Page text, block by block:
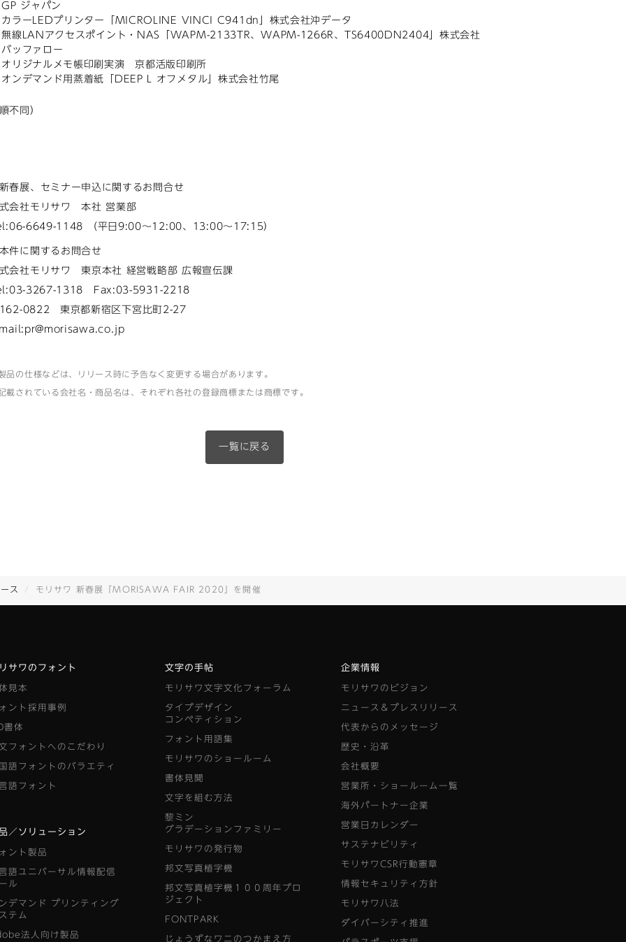
GP ジャパン
カラーLEDプリンター「MICROLINE VINCI C941dn」株式会社沖データ
無線LANアクセスポイント・NAS「WAPM-2133TR、WAPM-1266R、TS6400DN2404」株式会社
バッファロー
オリジナルメモ帳印刷実演 京都活版印刷所
オンデマンド用蒸着紙「DEEP L オフメタル」株式会社竹尾
順不同）
春展、セミナー申込に関するお問合せ
会社モリサワ 本社 営業部
6649-1148 （平日9:00～12:00、13:00～17:15）
件に関するお問合せ
会社モリサワ 東京本社 経営戦略部 広報宣伝課
3267-1318 Fax:03-5931-2218
0822 東京都新宿区下宮比町2-27
mail:pr@morisawa.co.jp
品の仕様などは、リリース時に予告なく変更する場合があります。
載されている会社名・商品名は、それぞれ各社の登録商標または商標です。
一覧に戻る
ス モリサワ 新春展「MORISAWA FAIR 2020」を開催
サワのフォント
見本
ント採用事例
書体
フォントへのこだわり
語フォントのバラエティ
語フォント
／ソリューション
ント製品
語ユニバーサル情報配信
ル
デマンド プリンティング
テム
法人向け製品
文字の手帖
モリサワ文字文化フォーラム
タイプデザイン
コンペティション
フォント用語集
モリサワのショールーム
書体見聞
文字を組む方法
黎ミン
グラデーションファミリー
モリサワの発行物
邦文写真植字機
邦文写真植字機１００周年プロ
ジェクト
FONTPARK
じょうずなワニのつかまえ方
企業情報
モリサワのビジョン
ニュース＆プレスリリース
代表からのメッセージ
歴史・沿革
会社概要
営業所・ショールーム一覧
海外パートナー企業
営業日カレンダー
サステナビリティ
モリサワCSR行動憲章
情報セキュリティ方針
モリサワ八法
ダイバーシティ推進